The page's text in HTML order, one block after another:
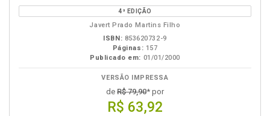
4ª EDIÇÃO
Javert Prado Martins Filho
ISBN: 853620732-9
Páginas: 157
Publicado em: 01/01/2000
VERSÃO IMPRESSA
de R$ 79,90* por
R$ 63,92